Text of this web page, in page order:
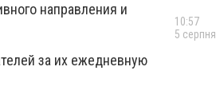
направления и
за их ежедневную
10:57
5 серпня